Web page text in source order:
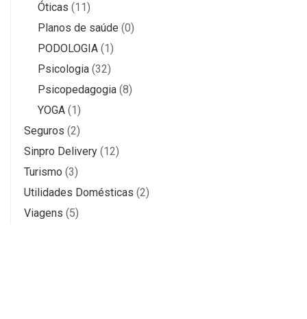
Óticas (11)
Planos de saúde (0)
PODOLOGIA (1)
Psicologia (32)
Psicopedagogia (8)
YOGA (1)
Seguros (2)
Sinpro Delivery (12)
Turismo (3)
Utilidades Domésticas (2)
Viagens (5)